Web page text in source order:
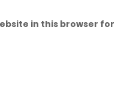
in this browser for